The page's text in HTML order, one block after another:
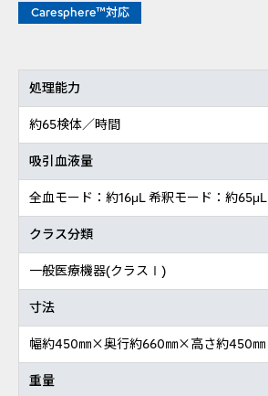
Caresphere™対応
処理能力
約65検体／時間
吸引血液量
全血モード：約16μL 希釈モード：約65μL
クラス分類
一般医療機器(クラスⅠ)
寸法
幅約450㎜×奥行約660㎜×高さ約450㎜
重量